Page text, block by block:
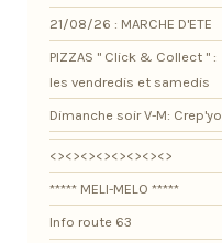
21/08/26 : MARCHE D'ETE
PIZZAS " Click & Collect " :
les vendredis et samedis
Dimanche soir V-M: Crep'yo
<><><><><><><><>
***** MELI-MELO *****
Info route 63